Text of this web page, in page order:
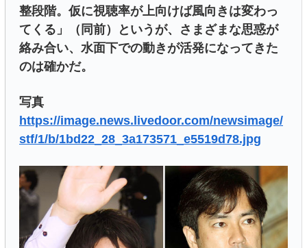
整段階。仮に視聴率が上向けば風向きは変わっ
てくる」（同前）というが、さまざまな思惑が
絡み合い、水面下での動きが活発になってきた
のは確かだ。
写真
https://image.news.livedoor.com/newsimage/
stf/1/b/1bd22_28_3a173571_e5519d78.jpg